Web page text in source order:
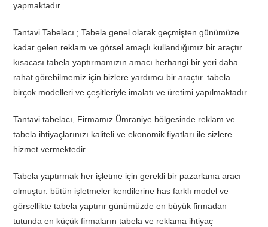
yapmaktadır.
Tantavi Tabelacı ; Tabela genel olarak geçmişten günümüze
kadar gelen reklam ve görsel amaçlı kullandığımız bir araçtır.
kısacası tabela yaptırmamızın amacı herhangi bir yeri daha
rahat görebilmemiz için bizlere yardımcı bir araçtır. tabela
birçok modelleri ve çeşitleriyle imalatı ve üretimi yapılmaktadır.
Tantavi tabelacı, Firmamız Ümraniye bölgesinde reklam ve
tabela ihtiyaçlarınızı kaliteli ve ekonomik fiyatları ile sizlere
hizmet vermektedir.
Tabela yaptırmak her işletme için gerekli bir pazarlama aracı
olmuştur. bütün işletmeler kendilerine has farklı model ve
görsellikte tabela yaptırır günümüzde en büyük firmadan
tutunda en küçük firmaların tabela ve reklama ihtiyaç